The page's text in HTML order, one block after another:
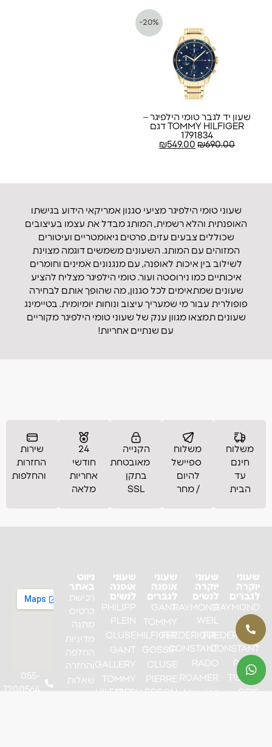
שעון יד לגבר טומי הילפיגר –
TOMMY HILFIGER דגם
1791834
₪690.00
₪549.00
-20%
שעוני טומי הילפיגר מציעי סגנון אמריקאי הידוע בגישתו
האופנתית והלא רשמית, המותג מבדל את עצמו בעיצובים
שכוללים צבעים עזים, פרטים גיאומטריים ועיטורים
המזוהים עם המותג. השעונים משמשים דוגמה מצוינת
לשילוב בין איכות לאופנה, עם מנגנונים אמינים וחומרים
איכותיים כמו נירוסטה ועור. טומי הילפיגר מצליח להציע
שעונים שמתאימים לכל סגנון, מה שהופך אותם לבחירה
פופולרית עבור מי שמעריך עיצוב ונוחות יומיומית. בטיימינג
שעונים תמצאו מגוון ענק של שעוני טומי הילפיגר מקוריים
עם שנתיים אחריות!
משלוח
חינם
עד
הבית
משלוח
ספיישל
להיום
/ מחר
הקנייה
מאובטחת
בתקן
SSL
24
חודשי
אחריות
מלאה
שירות
החזרות
והחלפות
שעוני
יוקרה
לגברים
RAYMOND
WEIL
FREDERIQUE
CONSTANT
RADO
TISSOT
ORIS
שעוני
יוקרה
לנשים
RAYMOND
WEIL
FREDERIQUE
CONSTANT
RADO
ROAMER
Maurice
שעוני
אופנה
לגברים
GANT
TOMMY
HILFIGER
GOSSIP
CLUSE
PIERRE
RICHARDSON
שעוני
אופנה
לנשים
PHILIPP
PLEIN
CLUSE
GANT
GALLERY
TOMMY
HILFIGER
ניווט
באתר
רכישת
כרטיס
מתנה
מדיניות
החלפה
והחזרה
שאלות
055-
7200564